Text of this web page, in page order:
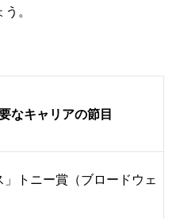
。
なキャリアの節目
」トニー賞（ブロードウェ